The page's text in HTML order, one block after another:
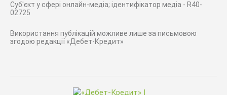
Суб'єкт у сфері онлайн-медіа; ідентифікатор медіа - R40-
02725
Використання публікацій можливе лише за письмовою
згодою редакції «Дебет-Кредит»